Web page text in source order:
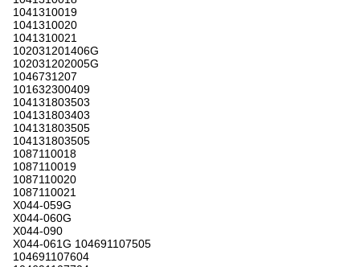
1041310019
1041310020
1041310021
102031201406G
102031202005G
1046731207
101632300409
104131803503
104131803403
104131803505
104131803505
1087110018
1087110019
1087110020
1087110021
X044-059G
X044-060G
X044-090
X044-061G 104691107505
104691107604